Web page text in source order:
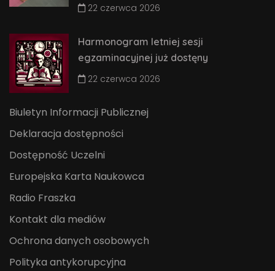
22 czerwca 2026
Harmonogram letniej sesji
egzaminacyjnej już dostęny
22 czerwca 2026
Biuletyn Informacji Publicznej
Deklaracja dostępności
Dostępność Uczelni
Europejska Karta Naukowca
Radio Fraszka
Kontakt dla mediów
Ochrona danych osobowych
Polityka antykorupcyjna